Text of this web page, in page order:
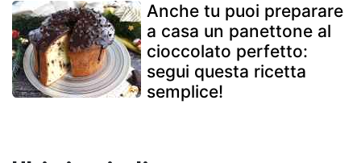
Anche tu puoi preparare
a casa un panettone al
cioccolato perfetto:
segui questa ricetta
semplice!